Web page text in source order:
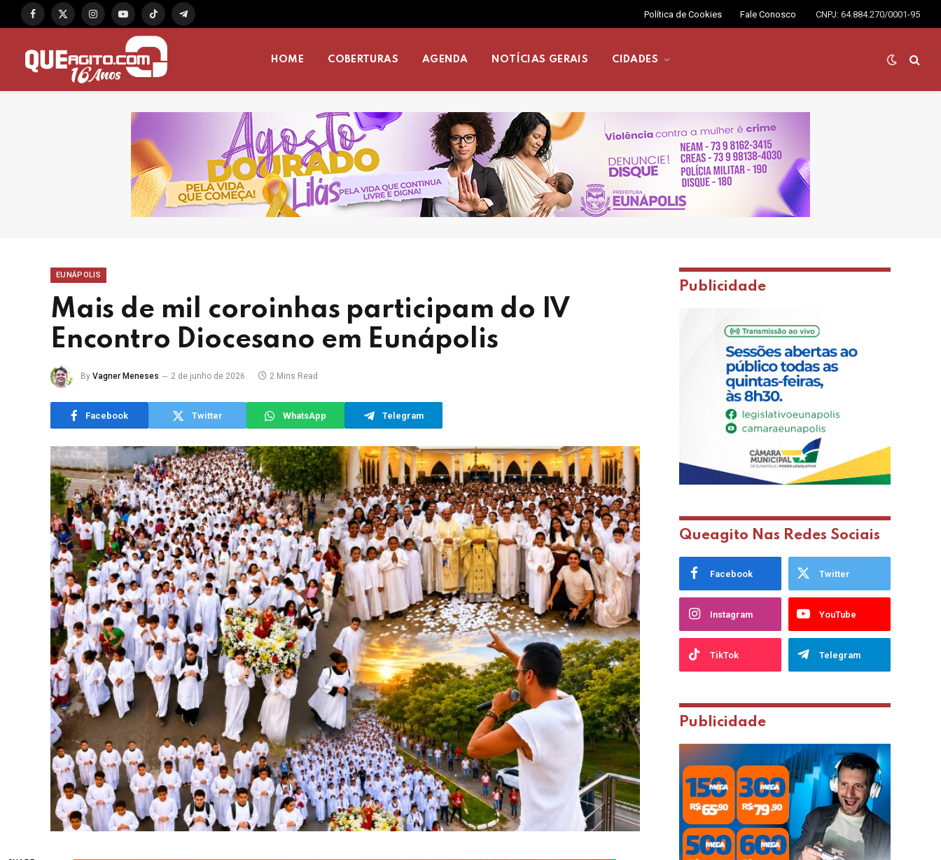
Facebook
X
InstagramYouTubeTikTok Telegram
Política de Cookies Fale Conosco CNPJ: 64.884.270/0001-95
HOME COBERTURAS AGENDA NOTÍCIAS GERAIS CIDADES
EUNÁPOLIS
Mais de mil coroinhas participam do IV
Encontro Diocesano em Eunápolis
By Vagner Meneses 2 de junho de 2026 2 Mins Read
Facebook Twitter WhatsApp Telegram
Publicidade
Queagito Nas Redes Sociais
Facebook Twitter
Instagram YouTube
TikTok Telegram
Publicidade